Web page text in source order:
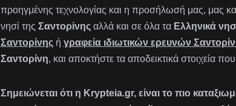
προηγμένης τεχνολογίας και η προσήλωσή μας, μας
νησί της Σαντορίνηςαλλά και σε όλα τα Ελληνικά
Σαντορίνηςή γραφεία ιδιωτικών ερευνών
Σαντορίνη, και αποκτήστε τα αποδεικτικά στοιχεία
Σημειώνεται ότι η Krypteia.gr, είναι το πιο